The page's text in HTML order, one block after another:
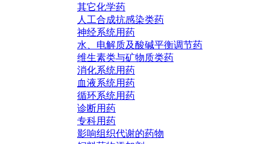
其它化学药
人工合成抗感染类药
神经系统用药
水、电解质及酸碱平衡调节药
维生素类与矿物质类药
消化系统用药
血液系统用药
循环系统用药
诊断用药
专科用药
影响组织代谢的药物